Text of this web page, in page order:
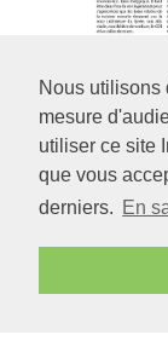
Nous utilisons
mesure
utiliser ce site
que vous
derniers. En